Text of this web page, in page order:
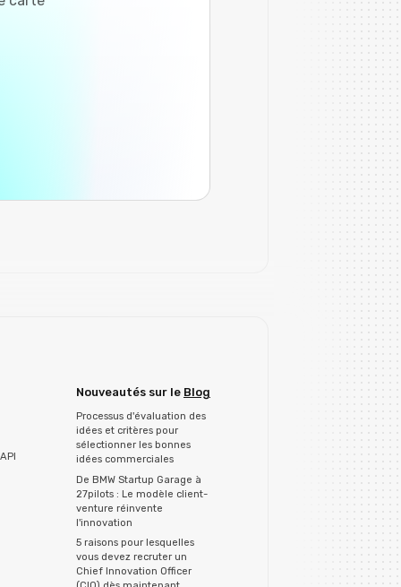
Nouveautés sur le Blog
Processus d'évaluation des
idées et critères pour
sélectionner les bonnes
idées commerciales
De BMW Startup Garage à
27pilots : Le modèle client-
venture réinvente
l'innovation
5 raisons pour lesquelles
vous devez recruter un
Chief Innovation Officer